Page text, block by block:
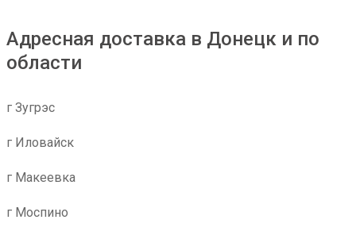
Адресная доставка в Донецк и по
области
г Зугрэс
г Иловайск
г Макеевка
г Моспино